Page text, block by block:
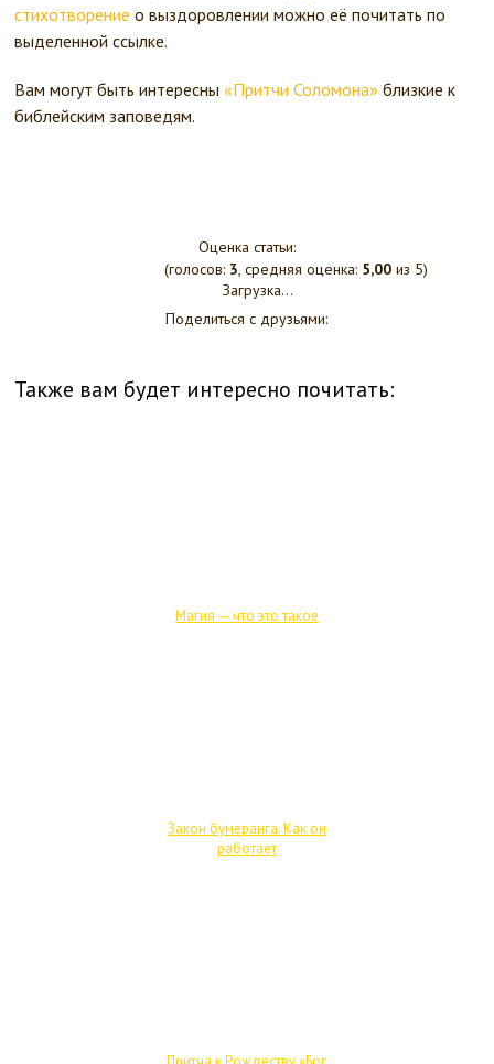
стихотворение о выздоровлении можно её почитать по
выделенной ссылке.
Вам могут быть интересны«Притчи Соломона» близкие к
библейским заповедям.
Оценка статьи:
(голосов: 3, средняя оценка: 5,00из 5)
Загрузка...
Поделиться с друзьями:
Также вам будет интересно почитать:
Магия — что это такое
Закон бумеранга. Как он
работает